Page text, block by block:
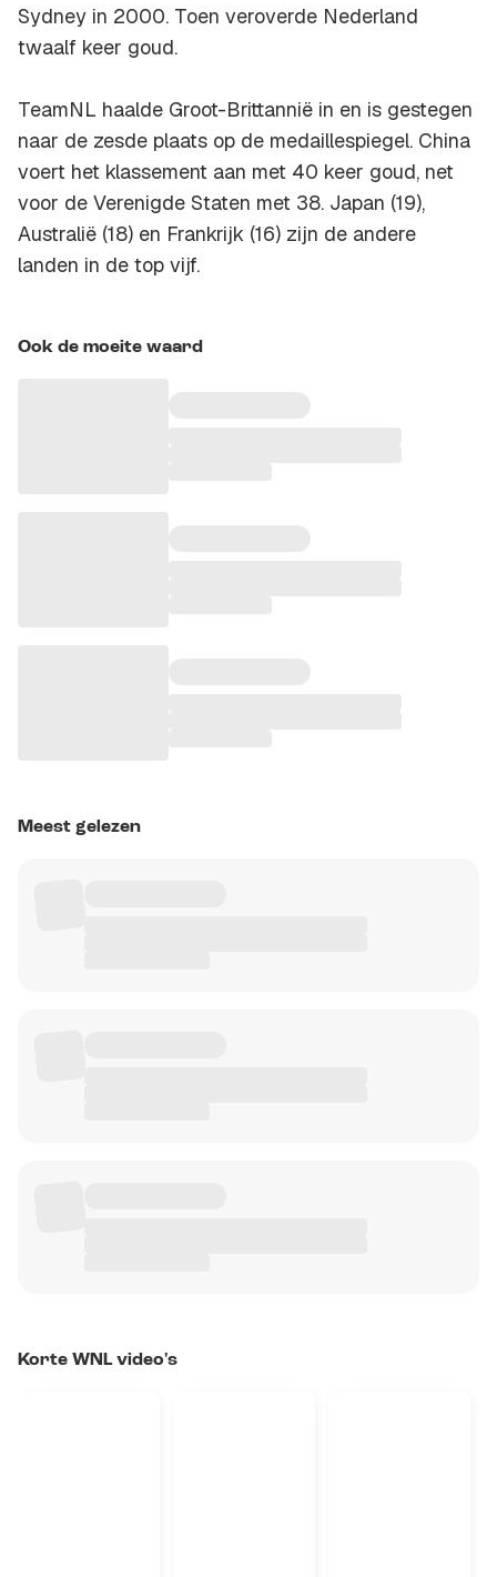
Sydney in 2000. Toen veroverde Nederland
twaalf keer goud.
TeamNL haalde Groot-Brittannië in en is gestegen
naar de zesde plaats op de medaillespiegel. China
voert het klassement aan met 40 keer goud, net
voor de Verenigde Staten met 38. Japan (19),
Australië (18) en Frankrijk (16) zijn de andere
landen in de top vijf.
Ook de moeite waard
Meest gelezen
Korte WNL video's